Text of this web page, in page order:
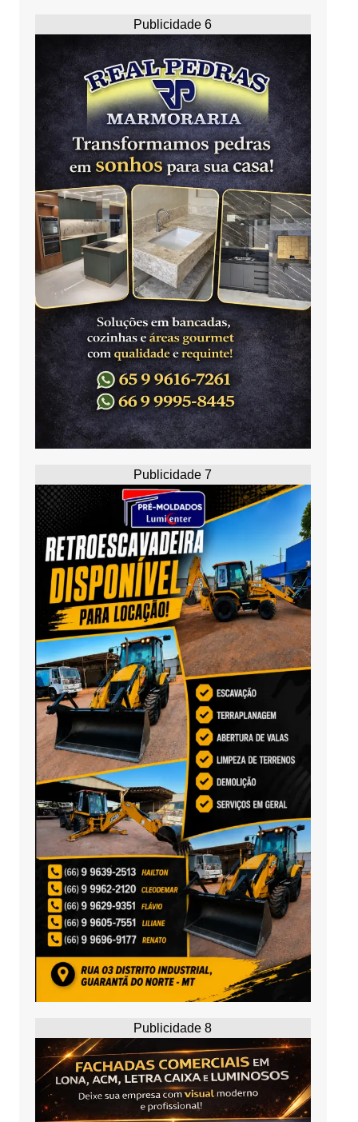
Publicidade 6
Publicidade 7
Publicidade 8